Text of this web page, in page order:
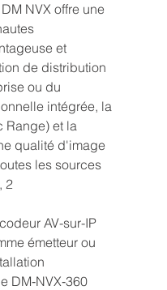
NVX offre une
et
de distribution
ou du
intégrée, la
Range) et la
qualité d'image
les sources
2
AV-sur-IP
émetteur ou
DM‑NVX‑360